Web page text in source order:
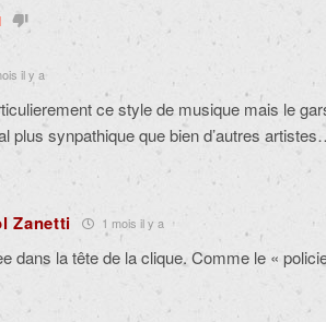
il y a
ce style de musique mais le
plus synpathique que bien d’autres
Zanetti 1 mois il y a
dans la tête de la clique. Comme le «